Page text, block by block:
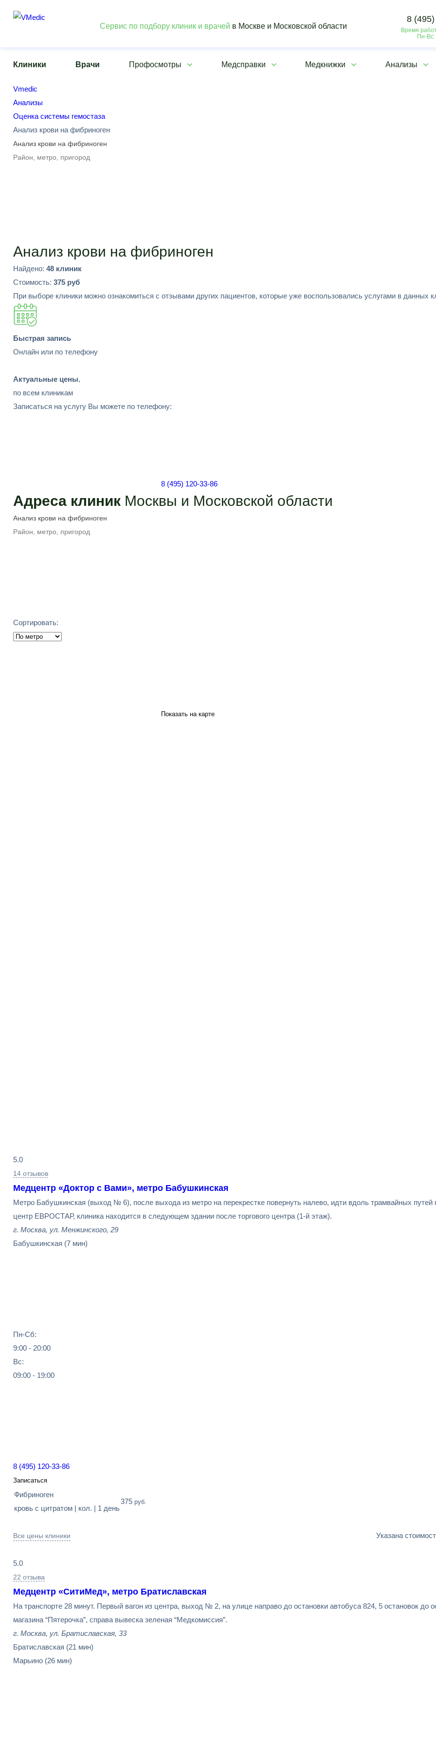
Сервис по подбору клиник и врачей в Москве и Московской области
8
Время
Пн-Вс:
Клиники Врачи Профосмотры Медсправки Медкнижки Анализы
Vmedic
Анализы
Оценка системы гемостаза
Анализ крови на фибриноген
Анализ крови на фибриноген
Найдено: 48 клиник
Стоимость: 375 руб
При выборе клиники можно ознакомиться с отзывами других пациентов, которые уже воспользовались услугами в данных
Быстрая запись
Онлайн или по телефону
Актуальные цены,
по всем клиникам
Записаться на услугу Вы можете по телефону:
8 (495) 120-33-86
Адреса клиник Москвы и Московской области
Сортировать:
Показать на карте
поиска
5.0
14 отзывов
Медцентр «Доктор с Вами», метро Бабушкинская
Метро Бабушкинская (выход № 6), после выхода из метро на перекрестке повернуть налево, идти вдоль трамвайных
центр ЕВРОСТАР, клиника находится в следующем здании после торгового центра (1-й этаж).
г. Москва, ул. Менжинского, 29
Бабушкинская (7 мин)
Пн-Сб:
9:00 - 20:00
Вс:
09:00 - 19:00
8 (495) 120-33-86
Записаться
Фибриноген
кровь с цитратом | кол. | 1 день
375 руб.
Все цены клиники Указана
5.0
22 отзыва
Медцентр «СитиМед», метро Братиславская
На транспорте 28 минут. Первый вагон из центра, выход № 2, на улице направо до остановки автобуса 824, 5 остановок до
магазина “Пятерочка”, справа вывеска зеленая “Медкомиссия”.
г. Москва, ул. Братиславская, 33
Братиславская (21 мин)
Марьино (26 мин)